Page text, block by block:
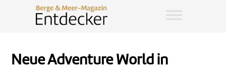
Neue Adventure World in